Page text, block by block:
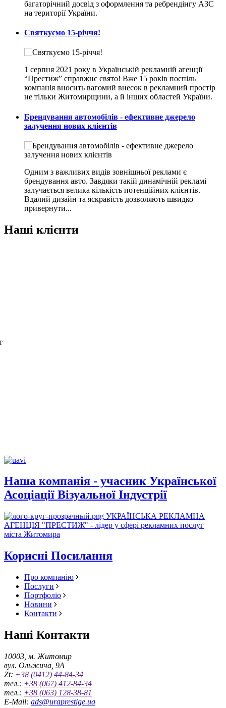
багаторічний досвід з оформлення та ребрендінгу АЗС
на території України.
Святкуємо 15-річчя!
1 серпня 2021 року в Українській рекламній агенції
“Престиж” справжнє свято! Вже 15 років поспіль
компанія вносить вагомий внесок в рекламний простір
не тільки Житомирщини, а й інших областей України.
Брендування автомобілів - ефективне джерело
залучення нових клієнтів
Одним з важливих видів зовнішньої реклами є
брендування авто. Завдяки такій динамічній рекламі
залучається велика кількість потенційних клієнтів.
Вдалий дизайн та яскравість дозволяють швидко
привернути...
Наші клієнти
Наша компанія - учасник Української
Асоціації Візуальної Індустрії
УКРАЇНСЬКА РЕКЛАМНА
АГЕНЦІЯ "ПРЕСТИЖ" - лідер у сфері рекламних послуг
міста Житомира
Корисні Посилання
Про компанію
Послуги
Портфоліо
Новини
Контакти
Наші Контакти
10003, м. Житомир
вул. Ольжича, 9А
Zt: +38 (0412) 44-84-34
тел.: +38 (067) 412-84-34
тел.: +38 (063) 128-38-81
E-Mail: ads@uraprestige.ua